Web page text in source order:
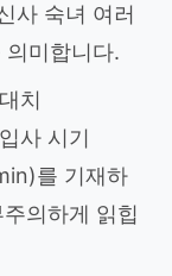
사 숙녀 여러
미합니다.
치
사 시기
를 기재하
의하게 읽힙